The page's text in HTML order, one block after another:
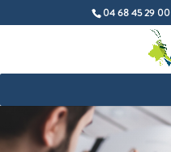
04 68 45 29 00